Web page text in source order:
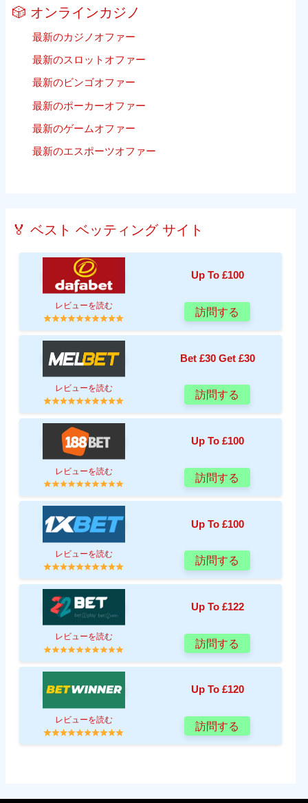
🎲 オンラインカジノ
最新のカジノオファー
最新のスロットオファー
最新のビンゴオファー
最新のポーカーオファー
最新のゲームオファー
最新のエスポーツオファー
🏅 ベスト ベッティング サイト
Up To £100
レビューを読む
訪問する
Bet £30 Get £30
レビューを読む
訪問する
Up To £100
レビューを読む
訪問する
Up To £100
レビューを読む
訪問する
Up To £122
レビューを読む
訪問する
Up To £120
レビューを読む
訪問する